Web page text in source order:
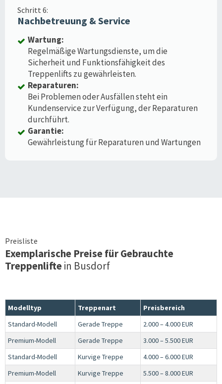
Schritt 6:
Nachbetreuung & Service
Wartung:
Regelmäßige Wartungsdienste, um die
Sicherheit und Funktionsfähigkeit des
Treppenlifts zu gewährleisten.
Reparaturen:
Bei Problemen oder Ausfällen steht ein
Kundenservice zur Verfügung, der Reparaturen
durchführt.
Garantie:
Gewährleistung für Reparaturen und Wartungen
Preisliste
Exemplarische Preise für Gebrauchte
Treppenliftein Busdorf
Modelltyp Treppenart
Preisbereich
Standard-Modell
Gerade Treppe
2.000 – 4.000 EUR
Premium-Modell
Gerade Treppe
3.000 – 5.500 EUR
Standard-Modell
Kurvige Treppe
4.000 – 6.000 EUR
Premium-Modell
Kurvige Treppe
5.500 – 8.000 EUR